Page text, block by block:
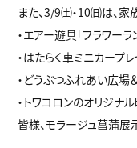
また、3/9㈯・10㈰は、
・エアー遊具「フラワーラ
・はたらく車ミニカープ
・どうぶつふれあい広場
・トワコロンのオリジナ
皆様、モラージュ菖蒲展